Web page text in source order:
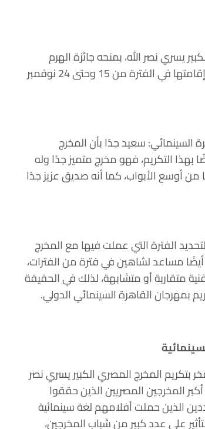
يسري نصر الله، بمنحه جائزة الهرم
الذهبي التقديرية لإنجاز العمر، خلال فعاليات دورته الـ 45، المقرر إقامتها في الفترة من 15 وحتى 24 نوفمبر
السينمائي: سعيد جدًا بأن المخرج
التكريم، فهو مخرج متميز جدًا وله
أوسع الأبواب، كما أنه صديق عزيز جدًا
الفترة التي عملت فيها مع المخرج
مساعد لشاهين في فترة من الفترات،
متقاربة أو متشابهة، لذلك في الحقيقة
القاهرة السينمائي الدولي.
بتكريم المخرج المصري الكبير يسري نصر
المخرجين المصريين الذين حققوا
الذين حملت أفلامهم لغة سينمائية
على عدد كبير من شباب المخرجين،